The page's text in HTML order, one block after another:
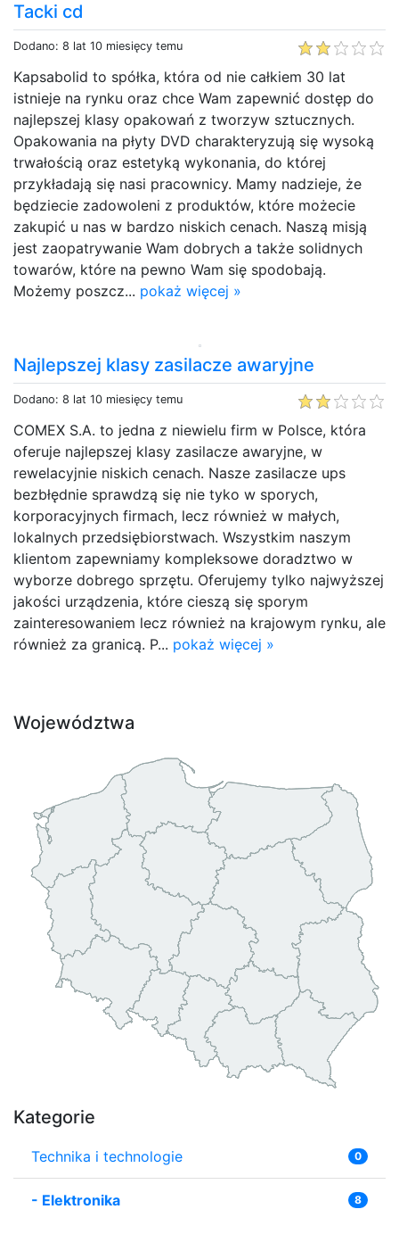
Tacki cd
Dodano: 8 lat 10 miesięcy temu
Kapsabolid to spółka, która od nie całkiem 30 lat
istnieje na rynku oraz chce Wam zapewnić dostęp do
najlepszej klasy opakowań z tworzyw sztucznych.
Opakowania na płyty DVD charakteryzują się wysoką
trwałością oraz estetyką wykonania, do której
przykładają się nasi pracownicy. Mamy nadzieje, że
będziecie zadowoleni z produktów, które możecie
zakupić u nas w bardzo niskich cenach. Naszą misją
jest zaopatrywanie Wam dobrych a także solidnych
towarów, które na pewno Wam się spodobają.
Możemy poszcz... pokaż więcej »
Najlepszej klasy zasilacze awaryjne
Dodano: 8 lat 10 miesięcy temu
COMEX S.A. to jedna z niewielu firm w Polsce, która
oferuje najlepszej klasy zasilacze awaryjne, w
rewelacyjnie niskich cenach. Nasze zasilacze ups
bezbłędnie sprawdzą się nie tyko w sporych,
korporacyjnych firmach, lecz również w małych,
lokalnych przedsiębiorstwach. Wszystkim naszym
klientom zapewniamy kompleksowe doradztwo w
wyborze dobrego sprzętu. Oferujemy tylko najwyższej
jakości urządzenia, które cieszą się sporym
zainteresowaniem lecz również na krajowym rynku, ale
również za granicą. P... pokaż więcej »
Województwa
Kategorie
Technika i technologie 0
- Elektronika 8